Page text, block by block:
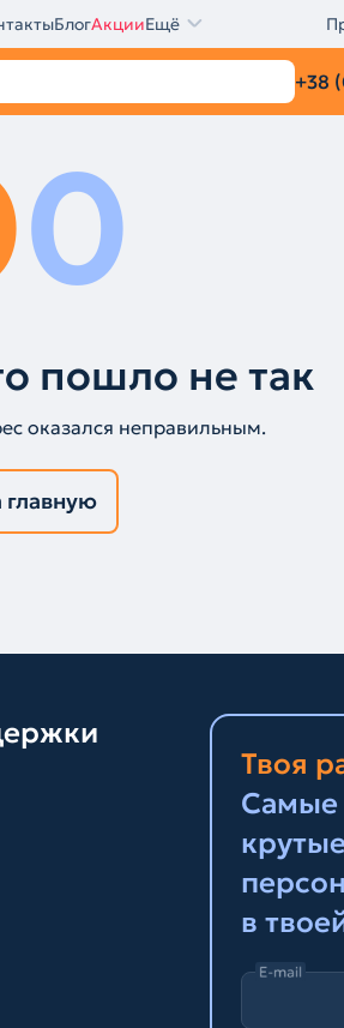
БлогАкцииЕщё
+38
0
пошло не так
оказался неправильным.
главную
Твоя
Самые
в
E-mail